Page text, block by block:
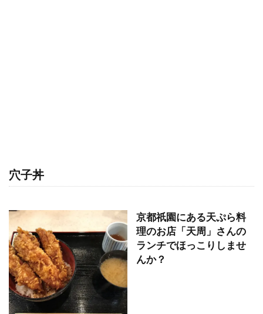
穴子丼
京都祇園にある天ぷら料
理のお店「天周」さんの
ランチでほっこりしませ
んか？